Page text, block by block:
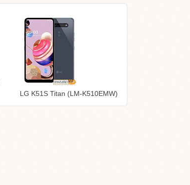
LG K51S Titan (LM-K510EMW)